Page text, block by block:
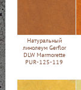
Натуральный
линолеум Gerflor
DLW Marmorette
PUR-125-119